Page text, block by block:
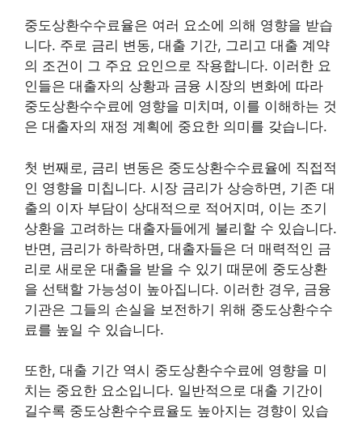
중도상환수수료율은 여러 요소에 의해 영향을 받습
니다. 주로 금리 변동, 대출 기간, 그리고 대출 계약
의 조건이 그 주요 요인으로 작용합니다. 이러한 요
인들은 대출자의 상황과 금융 시장의 변화에 따라
중도상환수수료에 영향을 미치며, 이를 이해하는 것
은 대출자의 재정 계획에 중요한 의미를 갖습니다.
첫 번째로, 금리 변동은 중도상환수수료율에 직접적
인 영향을 미칩니다. 시장 금리가 상승하면, 기존 대
출의 이자 부담이 상대적으로 적어지며, 이는 조기
상환을 고려하는 대출자들에게 불리할 수 있습니다.
반면, 금리가 하락하면, 대출자들은 더 매력적인 금
리로 새로운 대출을 받을 수 있기 때문에 중도상환
을 선택할 가능성이 높아집니다. 이러한 경우, 금융
기관은 그들의 손실을 보전하기 위해 중도상환수수
료를 높일 수 있습니다.
또한, 대출 기간 역시 중도상환수수료에 영향을 미
치는 중요한 요소입니다. 일반적으로 대출 기간이
길수록 중도상환수수료율도 높아지는 경향이 있습